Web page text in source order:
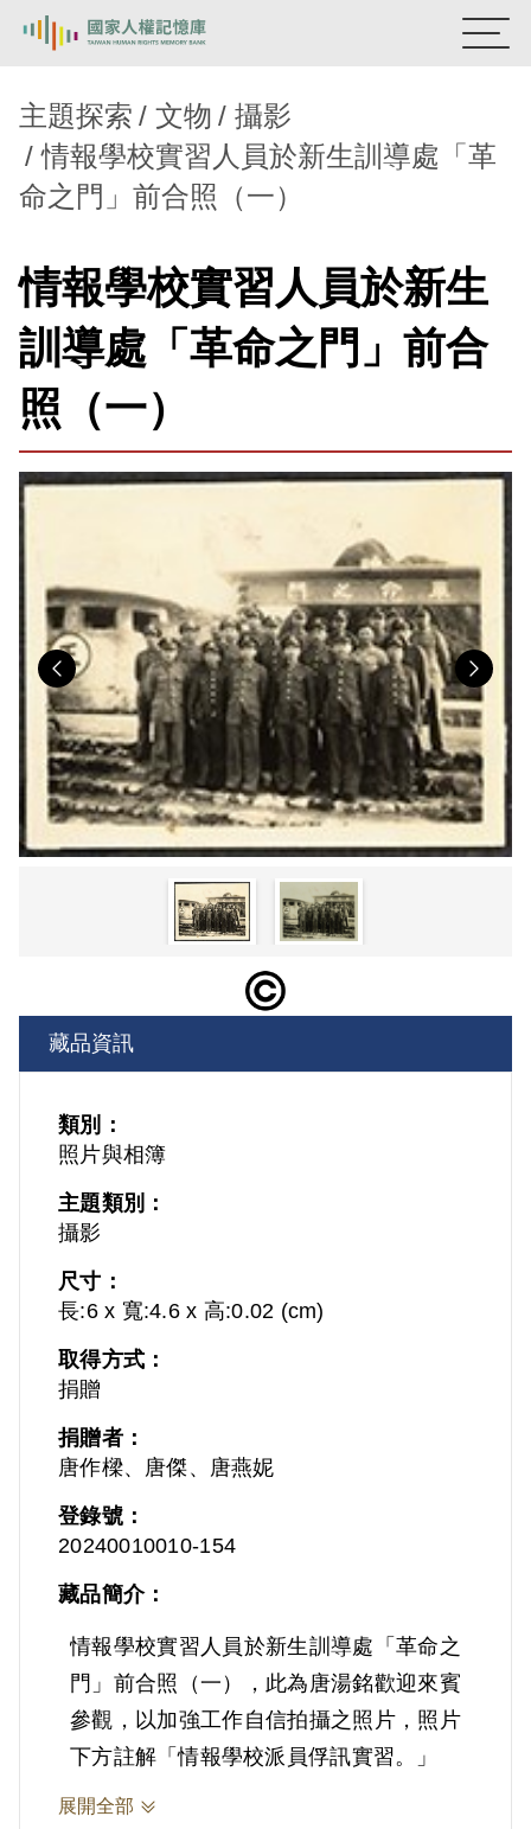
熱門關鍵字：陳孟和 李舜治 鹿窟事件
安康接待室
新生訓導處
蛋殼畫 送物單
背景知識
關於我們
意見信箱
主題探索 文物
攝影
情報學校實習人員於新生訓導處「革
命之門」前合照（一）
情報學校實習人員於新生
訓導處「革命之門」前合
照（一）
Previous
藏品資訊
類別：
照片與相簿
主題類別：
攝影
尺寸：
長:6 x 寬:4.6 x 高:0.02 (cm)
取得方式：
捐贈
捐贈者：
唐作樑、唐傑、唐燕妮
登錄號：
20240010010-154
藏品簡介：
情報學校實習人員於新生訓導處「革命之
門」前合照（一），此為唐湯銘歡迎來賓
參觀，以加強工作自信拍攝之照片，照片
下方註解「情報學校派員俘訊實習。」
展開全部